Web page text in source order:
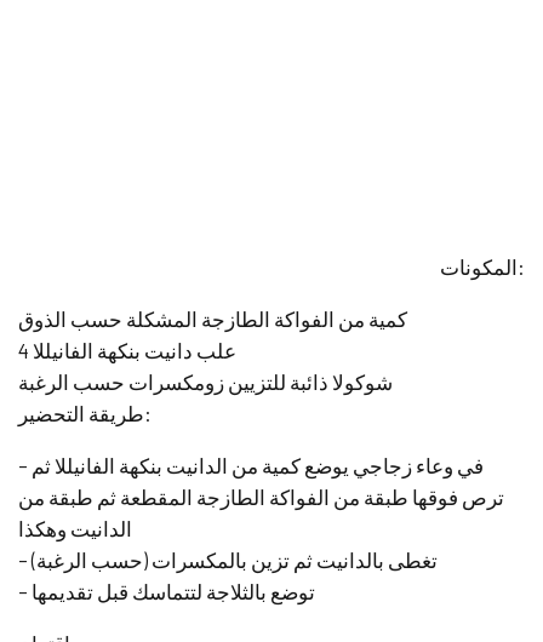
المكونات:
كمية من الفواكة الطازجة المشكلة حسب الذوق
4 علب دانيت بنكهة الفانيللا
شوكولا ذائبة للتزيين زومكسرات حسب الرغبة
طريقة التحضير:
– في وعاء زجاجي يوضع كمية من الدانيت بنكهة الفانيللا ثم
ترص فوقها طبقة من الفواكة الطازجة المقطعة ثم طبقة من
الدانيت وهكذا
– تغطى بالدانيت ثم تزين بالمكسرات (حسب الرغبة)
– توضع بالثلاجة لتتماسك قبل تقديمها